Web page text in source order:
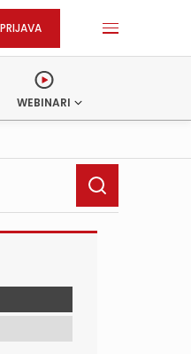
PRIJAVA
WEBINARI